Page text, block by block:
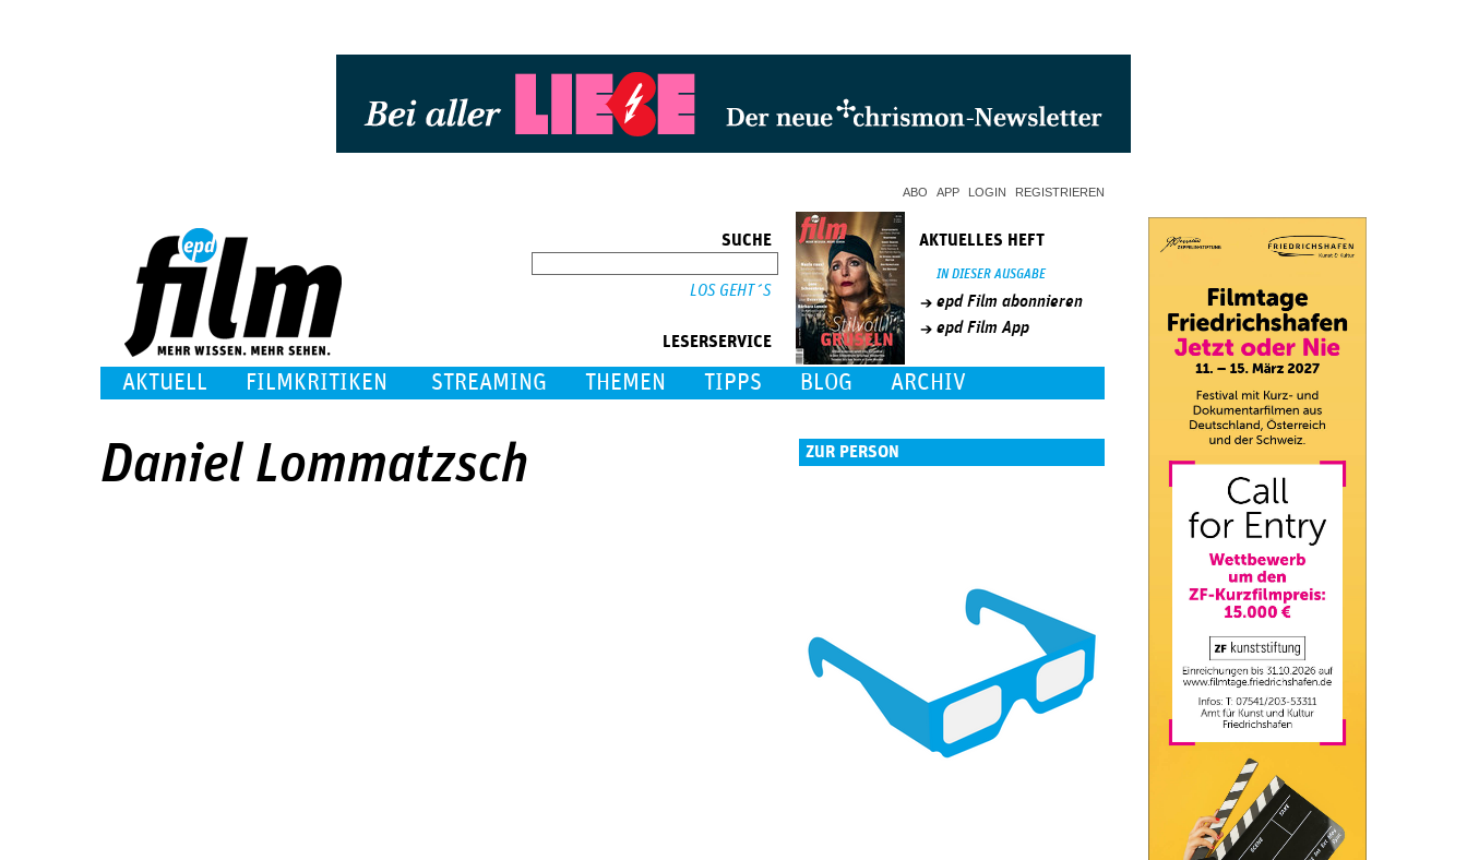
ABO APP LOGIN REGISTRIEREN
SUCHE
LESERSERVICE
AKTUELLES HEFT
IN DIESER AUSGABE
epd Film abonnieren
epd Film App
AKTUELL FILMKRITIKEN STREAMING THEMEN TIPPS BLOG ARCHIV
Daniel Lommatzsch ZUR PERSON